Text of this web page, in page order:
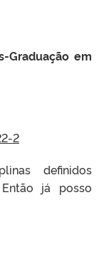
Graduação em
2
definidos
já posso